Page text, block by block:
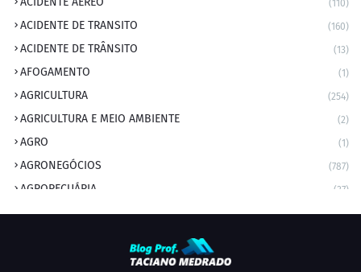
(110)
ACIDENTE DE TRANSITO (160)
ACIDENTE DE TRÂNSITO (13)
AFOGAMENTO (1)
AGRICULTURA (254)
AGRICULTURA E MEIO AMBIENTE (2)
AGRO (1)
AGRONEGÓCIOS (787)
AGROPECUÁRIA (37)
AMBIENTE (9)
ANIVERSÁRIO DA CIDADE